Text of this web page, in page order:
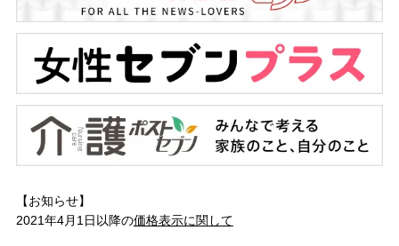
【お知らせ】
2021年4月1日以降の価格表示に関して